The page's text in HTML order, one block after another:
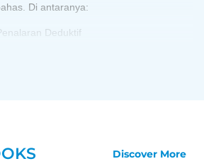
Di antaranya:
Deduktif
Discover More